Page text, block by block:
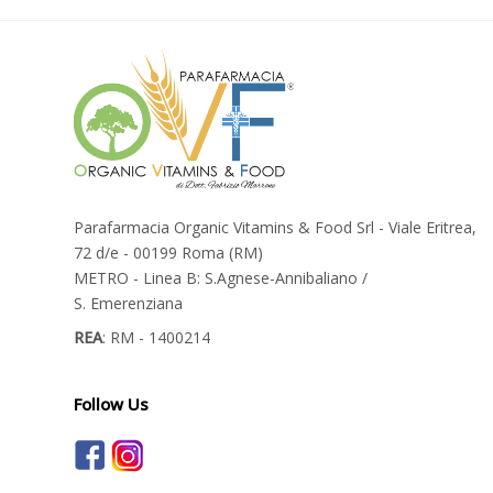
Parafarmacia Organic Vitamins & Food Srl - Viale Eritrea,
72 d/e - 00199 Roma (RM)
METRO - Linea B: S.Agnese-Annibaliano /
S. Emerenziana
REA: RM - 1400214
Follow Us